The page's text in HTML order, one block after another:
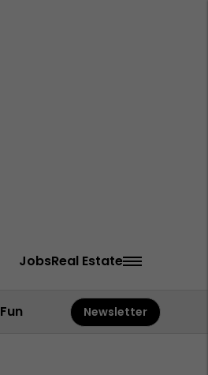
JobsReal Estate
Fun Newsletter